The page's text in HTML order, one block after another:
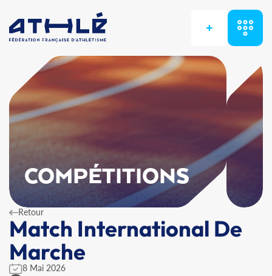
+
COMPÉTITIONS
Retour
Match International De
Marche
8 Mai 2026